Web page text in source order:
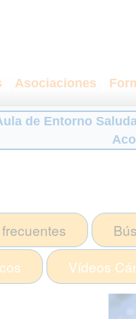
Asociaciones
de Entorno
Vídeos